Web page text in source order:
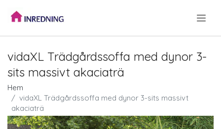
vidaXL Trädgårdssoffa med dynor 3-
sits massivt akaciaträ
Hem
vidaXL Trädgårdssoffa med dynor 3-sits massivt
akaciaträ